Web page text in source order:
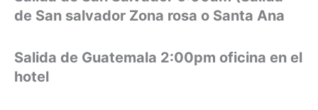
de San salvador Zona rosa o Santa Ana
Salida de Guatemala 2:00pm oficina en el
hotel